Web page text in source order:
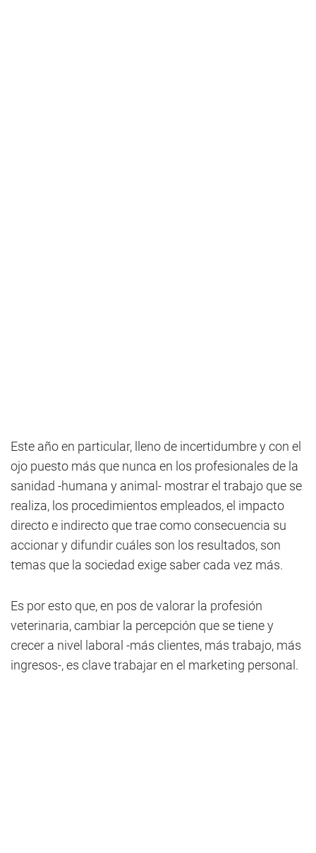
Este año en particular, lleno de incertidumbre y con el
ojo puesto más que nunca en los profesionales de la
sanidad -humana y animal- mostrar el trabajo que se
realiza, los procedimientos empleados, el impacto
directo e indirecto que trae como consecuencia su
accionar y difundir cuáles son los resultados, son
temas que la sociedad exige saber cada vez más.
Es por esto que, en pos de valorar la profesión
veterinaria, cambiar la percepción que se tiene y
crecer a nivel laboral -más clientes, más trabajo, más
ingresos-, es clave trabajar en el marketing personal.